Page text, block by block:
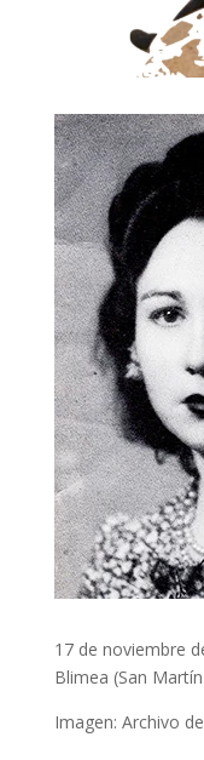
17 de noviembre
Blimea (San
Imagen: Archivo